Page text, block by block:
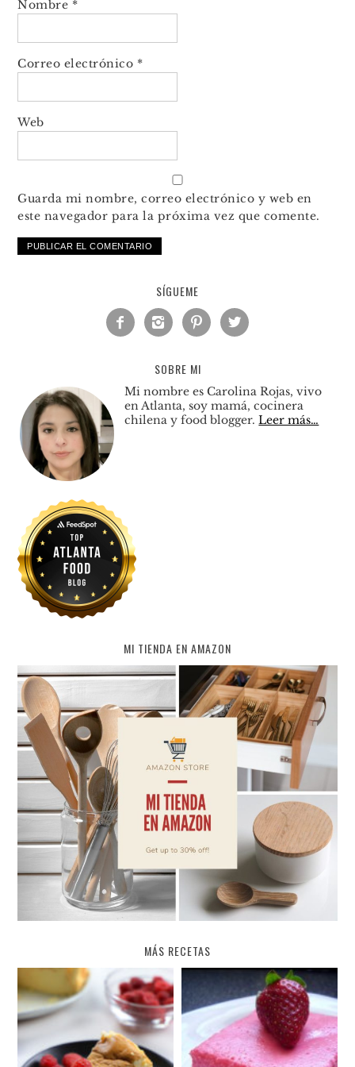
Nombre *
Correo electrónico *
Web
Guarda mi nombre, correo electrónico y web en
este navegador para la próxima vez que comente.
SÍGUEME
   
SOBRE MI
Mi nombre es Carolina Rojas, vivo
en Atlanta, soy mamá, cocinera
chilena y food blogger.Leer más…
MI TIENDA EN AMAZON
MÁS RECETAS